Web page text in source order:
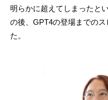
明らかに超えてしまったと
の後、GPT4の登場までの
た。